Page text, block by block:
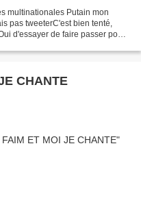
multinationales Putain mon
pas tweeterC'est bien tenté,
d'essayer de faire passer pour
CHANTE